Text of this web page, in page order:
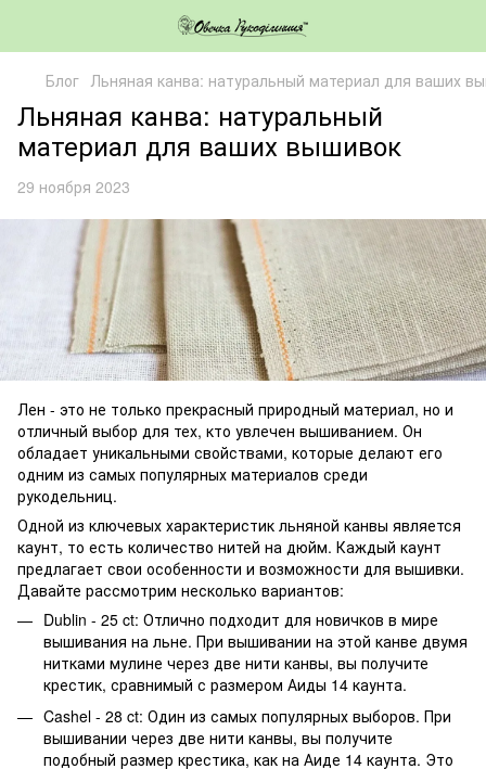
Блог Льняная канва: натуральный материал для ваших
Льняная канва: натуральный
материал для ваших вышивок
29 ноября 2023
Лен - это не только прекрасный природный материал, но и
отличный выбор для тех, кто увлечен вышиванием. Он
обладает уникальными свойствами, которые делают его
одним из самых популярных материалов среди
рукодельниц.
Одной из ключевых характеристик льняной канвы является
каунт, то есть количество нитей на дюйм. Каждый каунт
предлагает свои особенности и возможности для вышивки.
Давайте рассмотрим несколько вариантов:
Dublin - 25 ct: Отлично подходит для новичков в мире
вышивания на льне. При вышивании на этой канве двумя
нитками мулине через две нити канвы, вы получите
крестик, сравнимый с размером Аиды 14 каунта.
Cashel - 28 ct: Один из самых популярных выборов. При
вышивании через две нити канвы, вы получите
подобный размер крестика, как на Аиде 14 каунта. Это